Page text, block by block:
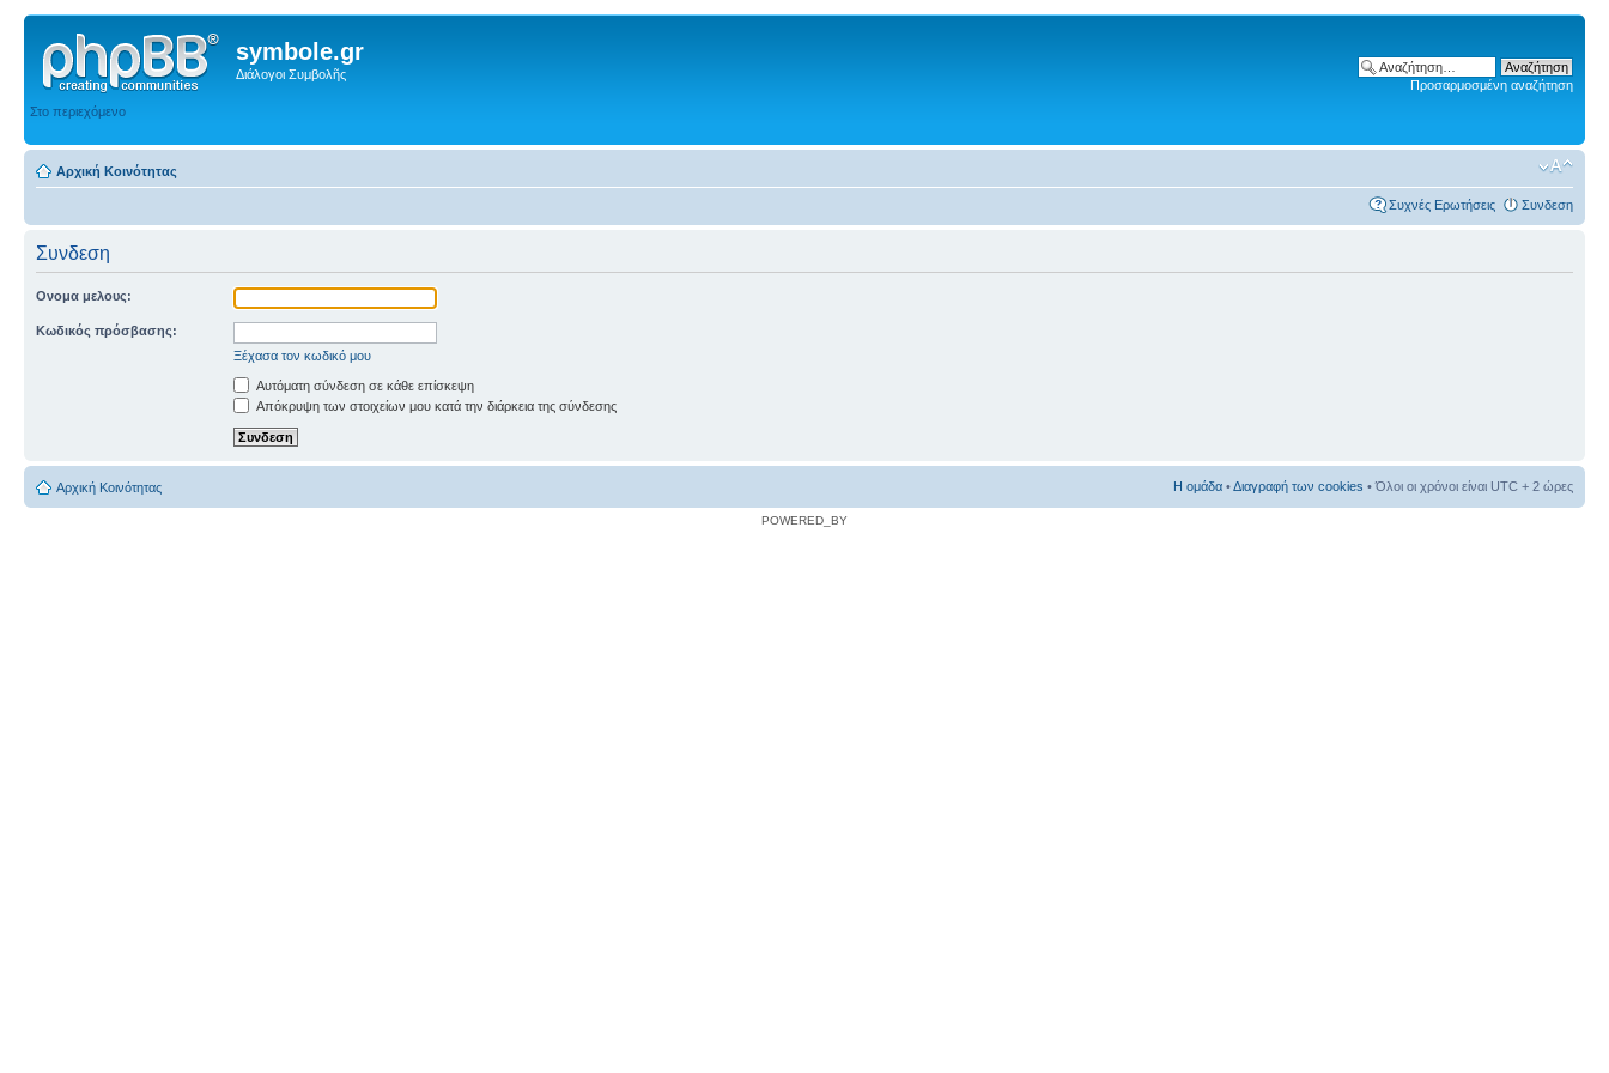
symbole.gr
Διάλογοι Συμβολῆς
Στο περιεχόμενο
Προσαρμοσμένη αναζήτηση
Αρχική Κοινότητας
Συχνές Ερωτήσεις Συνδεση
Συνδεση
Ονομα μελους:
Κωδικός πρόσβασης:
Ξέχασα τον κωδικό μου
Αυτόματη σύνδεση σε κάθε επίσκεψη
Απόκρυψη των στοιχείων μου κατά την διάρκεια της σύνδεσης
Αρχική Κοινότητας Η ομάδα •Διαγραφή των cookies • Όλοι οι χρόνοι είναι UTC + 2 ώρες
POWERED_BY